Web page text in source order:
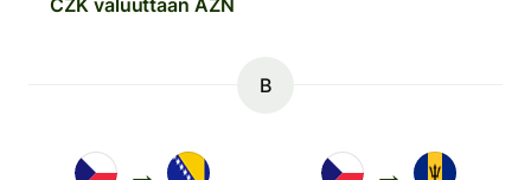
CZK valuuttaan AZN
B